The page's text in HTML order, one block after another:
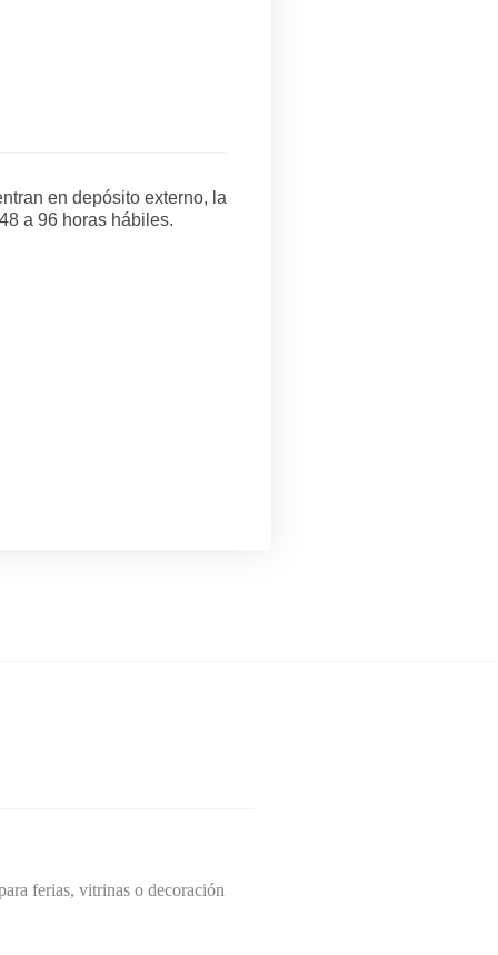
en depósito externo, la
a 96 horas hábiles.
ferias, vitrinas o decoración